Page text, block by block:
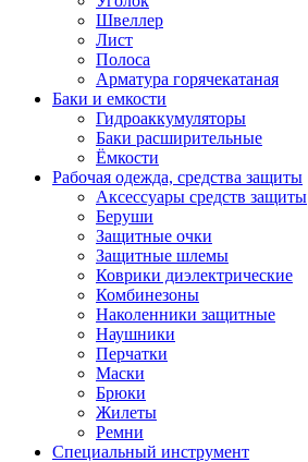
Швеллер
Лист
Полоса
Арматура горячекатаная
Баки и емкости
Гидроаккумуляторы
Баки расширительные
Ёмкости
Рабочая одежда, средства защиты
Аксессуары средств защиты
Беруши
Защитные очки
Защитные шлемы
Коврики диэлектрические
Комбинезоны
Наколенники защитные
Наушники
Перчатки
Маски
Брюки
Жилеты
Ремни
Специальный инструмент